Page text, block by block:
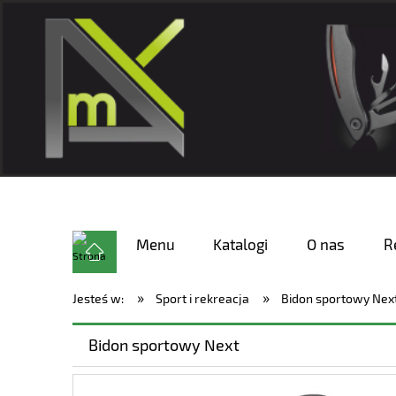
Menu Katalogi O nas
Jesteś w: » Sport i rekreacja » Bidon sportowy
Bidon sportowy Next